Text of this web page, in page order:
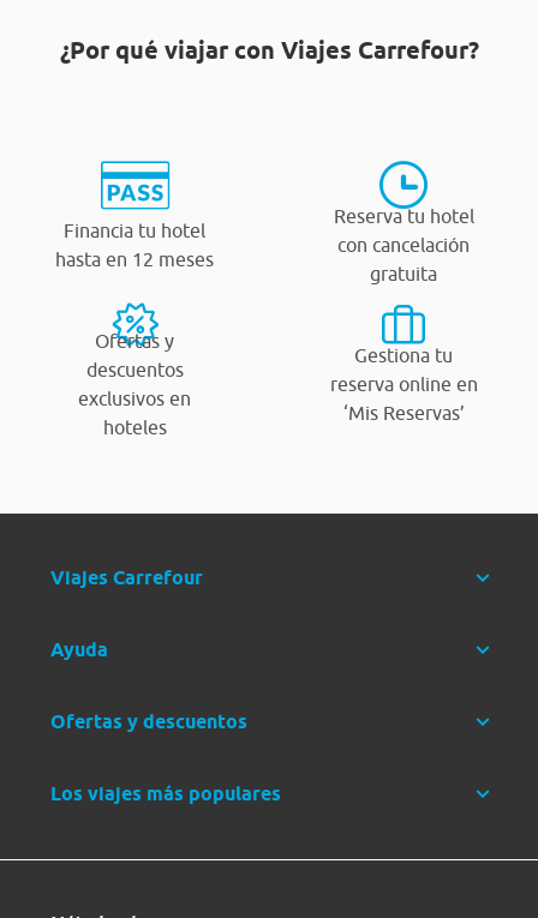
¿Por qué viajar con Viajes Carrefour?
Financia tu hotel
hasta en 12 meses
Reserva tu hotel
con cancelación
gratuita
Ofertas y
descuentos
exclusivos en
hoteles
Gestiona tu
reserva online en
‘Mis Reservas’
Viajes Carrefour
Ayuda
Ofertas y descuentos
Los viajes más populares